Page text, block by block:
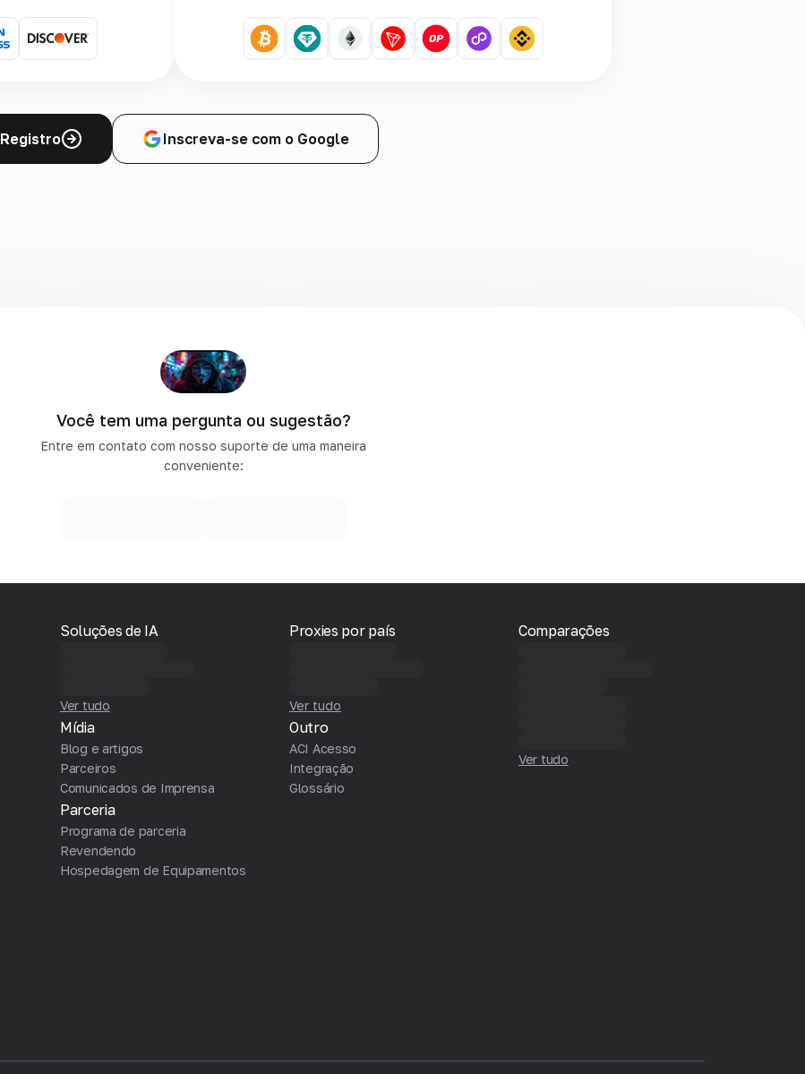
Registro Inscreva-se com o Google
Você tem uma pergunta ou sugestão?
Entre em contato com nosso suporte de uma maneira
conveniente:
Soluções de IA
Ver tudo
Mídia
Blog e artigos
Parceiros
Comunicados de Imprensa
Parceria
Programa de parceria
Revendendo
Hospedagem de Equipamentos
Proxies por país
Ver tudo
Outro
ACI Acesso
Integração
Glossário
Comparações
Ver tudo